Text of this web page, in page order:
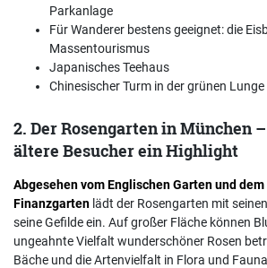
Parkanlage
Für Wanderer bestens geeignet: die
Massentourismus
Japanisches Teehaus
Chinesischer Turm in der grünen
2. Der Rosengarten in München
ältere Besucher ein Highlight
Abgesehen vom Englischen Garten und
Finanzgarten lädt der Rosengarten mit
seine Gefilde ein. Auf großer Fläche können
ungeahnte Vielfalt wunderschöner Rosen
Bäche und die Artenvielfalt in Flora und